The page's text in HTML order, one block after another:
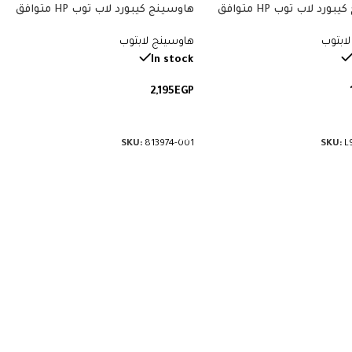
هاوسينج كيبورد لاب توب HP متوافق
SKU:
هاوسينج كيبورد لاب توب HP متوافق
الكيبورد وما حولها. رقم القطعة:
هاوسينج لابتوب
In stock
2,195EGP
SKU: 813974-001